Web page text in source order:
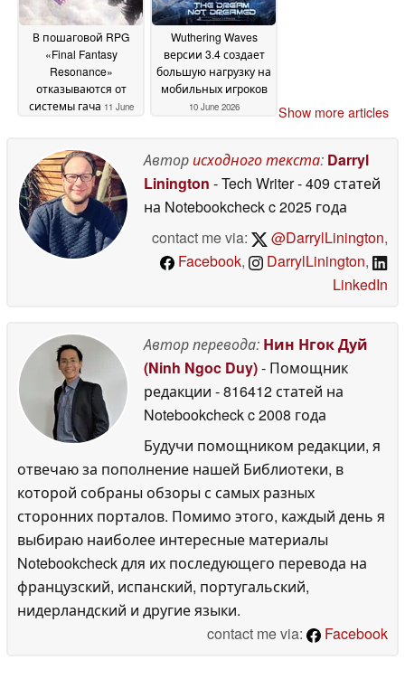
13 June 2026
В пошаговой RPG
«Final Fantasy
Resonance»
отказываются от
системы гача 11 June
Wuthering Waves
версии 3.4 создает
большую нагрузку на
мобильных игроков
10 June 2026 Show more articles
Авторисходного текста: Darryl
Linington - Tech Writer- 409 статей
на Notebookcheckc 2025 года
contact me via:
@DarrylLinington,
Facebook, DarrylLinington,
LinkedIn
Автор перевода: Нин Нгок Дуй
(Ninh Ngoc Duy)- Помощник
редакции - 816412 статей на
Notebookcheckc 2008 года
Будучи помощником редакции, я
отвечаю за пополнение нашей Библиотеки, в
которой собраны обзоры с самых разных
сторонних порталов. Помимо этого, каждый день я
выбираю наиболее интересные материалы
Notebookcheck для их последующего перевода на
французский, испанский, португальский,
нидерландский и другие языки.
contact me via:
Facebook